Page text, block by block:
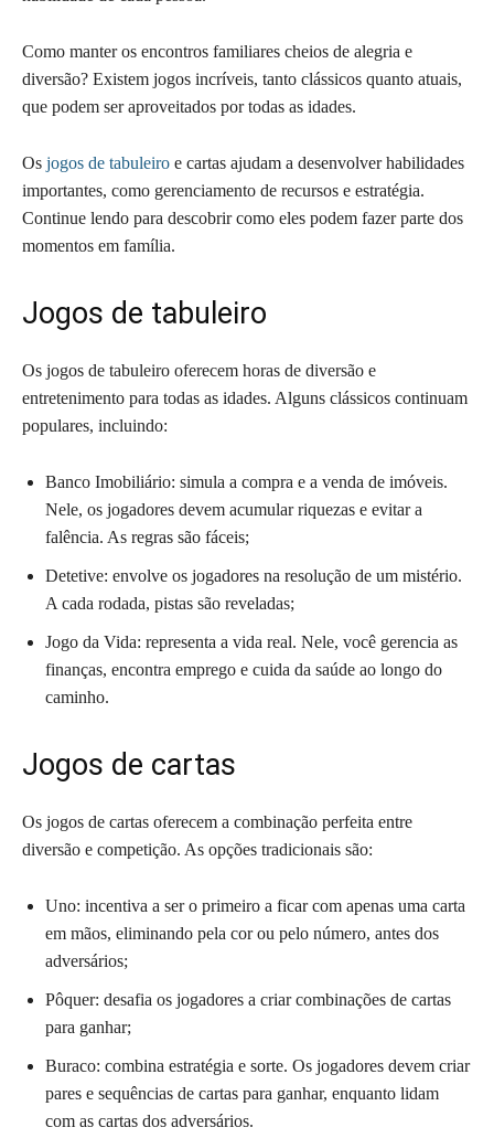
Como manter os encontros familiares cheios de alegria e
diversão? Existem jogos incríveis, tanto clássicos quanto atuais,
que podem ser aproveitados por todas as idades.
Os jogos de tabuleiro e cartas ajudam a desenvolver habilidades
importantes, como gerenciamento de recursos e estratégia.
Continue lendo para descobrir como eles podem fazer parte dos
momentos em família.
Jogos de tabuleiro
Os jogos de tabuleiro oferecem horas de diversão e
entretenimento para todas as idades. Alguns clássicos continuam
populares, incluindo:
Banco Imobiliário: simula a compra e a venda de imóveis.
Nele, os jogadores devem acumular riquezas e evitar a
falência. As regras são fáceis;
Detetive: envolve os jogadores na resolução de um mistério.
A cada rodada, pistas são reveladas;
Jogo da Vida: representa a vida real. Nele, você gerencia as
finanças, encontra emprego e cuida da saúde ao longo do
caminho.
Jogos de cartas
Os jogos de cartas oferecem a combinação perfeita entre
diversão e competição. As opções tradicionais são:
Uno: incentiva a ser o primeiro a ficar com apenas uma carta
em mãos, eliminando pela cor ou pelo número, antes dos
adversários;
Pôquer: desafia os jogadores a criar combinações de cartas
para ganhar;
Buraco: combina estratégia e sorte. Os jogadores devem criar
pares e sequências de cartas para ganhar, enquanto lidam
com as cartas dos adversários.